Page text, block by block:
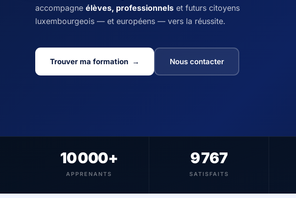
accompagne élèves, professionnels et futurs citoyens
luxembourgeois — et européens — vers la réussite.
Trouver ma formation → Nous contacter
10 000+
APPRENANTS
9 767
SATISFAITS